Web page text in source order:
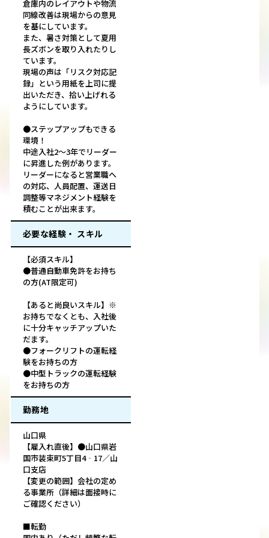
倉庫内のレイアウトや物流
同線改善は現場からの意見
を基にしています。
また、暑さ対策として夏用
長ズボンを取り入れたりし
ています。
現場の声は「リスク対応記
録」という用紙を上司に提
出いただき、拾い上げれる
ようにしています。
●ステップアップもできる
環境！
中途入社2～3年でリーダー
に昇進した例があります。
リーダーになると営業職へ
の対応、人員配置、運送日
調整等マネジメント経験を
積むことが出来ます。
必要な経験・ スキル
【必須スキル】
●普通自動車免許をお持ち
の方(AT限定可)
【あると尚良いスキル】※
お持ちでなくとも、入社後
に十分キャッチアップいた
だます。
●フォークリフトの運転経
験をお持ちの方
●中型トラックの運転経験
をお持ちの方
勤務地
山口県
【雇入れ直後】●山口県岩
国市装束町5丁目4‐17／山
口支店
【変更の範囲】会社の定め
る事業所（詳細は面接時に
ご確認ください）
■転勤